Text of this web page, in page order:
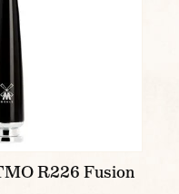
R226 Fusion